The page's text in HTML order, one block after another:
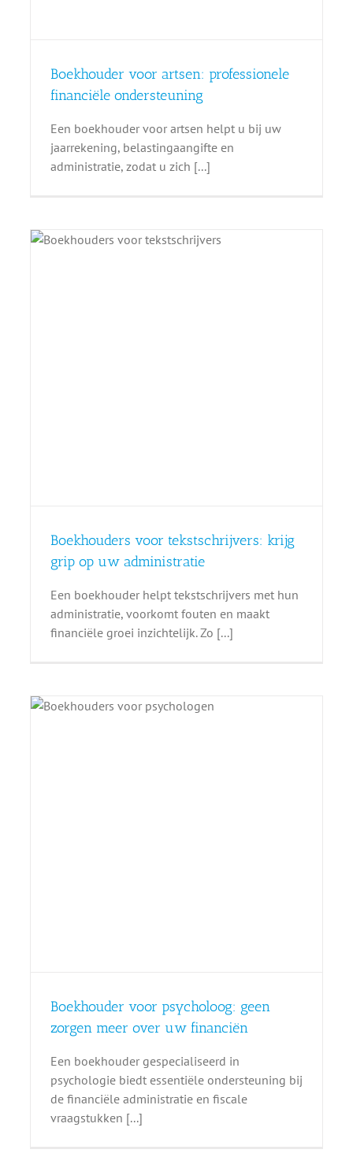
Boekhouder voor artsen: professionele
financiële ondersteuning
Een boekhouder voor artsen helpt u bij uw
jaarrekening, belastingaangifte en
administratie, zodat u zich [...]
Boekhouders voor tekstschrijvers: krijg
grip op uw administratie
Een boekhouder helpt tekstschrijvers met hun
administratie, voorkomt fouten en maakt
financiële groei inzichtelijk. Zo [...]
Boekhouder voor psycholoog: geen
zorgen meer over uw financiën
Een boekhouder gespecialiseerd in
psychologie biedt essentiële ondersteuning bij
de financiële administratie en fiscale
vraagstukken [...]